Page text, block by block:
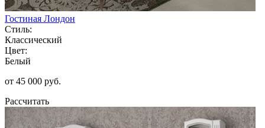
Гостиная Лондон
Стиль:
Классический
Цвет:
Белый
от 45 000 руб.
Рассчитать